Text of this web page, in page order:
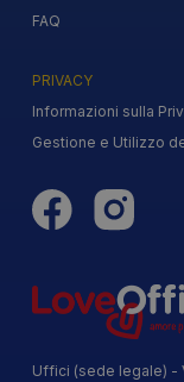
FAQ
PRIVACY
Informazioni sulla
Gestione e Utilizzo
Uffici (sede legale) -